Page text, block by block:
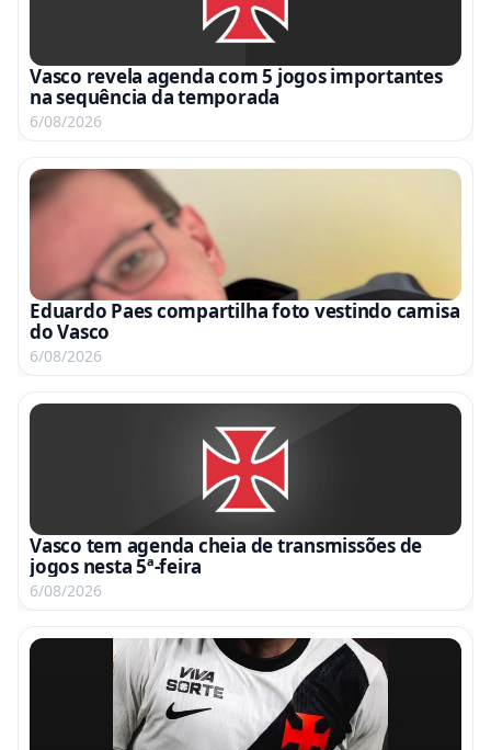
Vasco revela agenda com 5 jogos importantes
na sequência da temporada
6/08/2026
Eduardo Paes compartilha foto vestindo camisa
do Vasco
6/08/2026
Vasco tem agenda cheia de transmissões de
jogos nesta 5ª-feira
6/08/2026